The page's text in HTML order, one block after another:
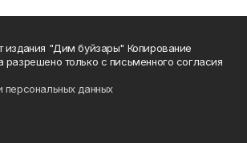
"Дим буйзары" Копирование
разрешено только с письменного согласия
персональных данных